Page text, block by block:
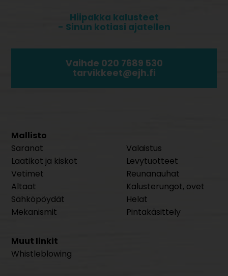
Hiipakka kalusteet
- Sinun kotiasi ajatellen
Vaihde 020 7689 530
tarvikkeet@ejh.fi
Mallisto
Saranat
Laatikot ja kiskot
Vetimet
Altaat
Sähköpöydät
Mekanismit
Valaistus
Levytuotteet
Reunanauhat
Kalusterungot, ovet
Helat
Pintakäsittely
Muut linkit
Whistleblowing